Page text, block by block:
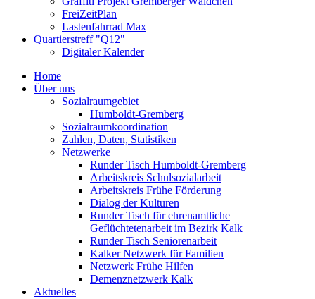
FreiZeitPlan
Lastenfahrrad Max
Quartierstreff "Q12"
Digitaler Kalender
Home
Über uns
Sozialraumgebiet
Humboldt-Gremberg
Sozialraumkoordination
Zahlen, Daten, Statistiken
Netzwerke
Runder Tisch Humboldt-Gremberg
Arbeitskreis Schulsozialarbeit
Arbeitskreis Frühe Förderung
Dialog der Kulturen
Runder Tisch für ehrenamtliche
Geflüchtetenarbeit im Bezirk Kalk
Runder Tisch Seniorenarbeit
Kalker Netzwerk für Familien
Netzwerk Frühe Hilfen
Demenznetzwerk Kalk
Aktuelles